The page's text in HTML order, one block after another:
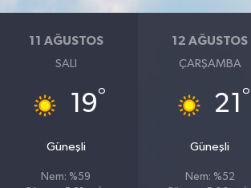
11 AĞUSTOS
SALI
19°
Güneşli
Nem: %59
12 AĞUSTOS
ÇARŞAMBA
21 °
Güneşli
Nem: %52